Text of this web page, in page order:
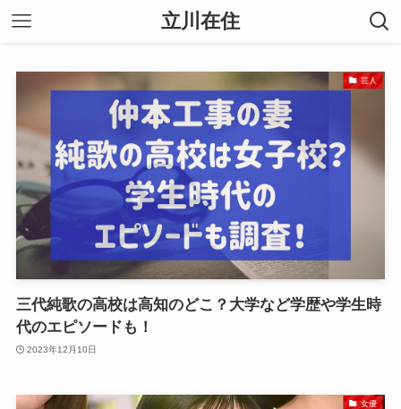
立川在住
芸人
三代純歌の高校は高知のどこ？大学など学歴や学生時
代のエピソードも！
2023年12月10日
女優